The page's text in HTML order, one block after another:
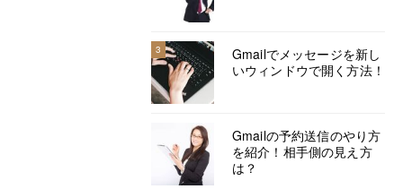
3
Gmailでメッセージを新し
いウィンドウで開く方法！
Gmailの予約送信のやり方
を紹介！相手側の見え方
は？